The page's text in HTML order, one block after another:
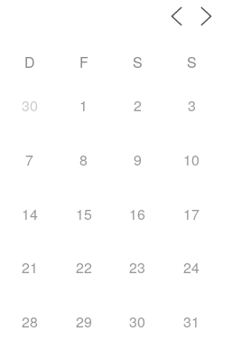
D F S S
30 1 2 3
7 8 9 10
14 15 16 17
21 22 23 24
28 29 30 31